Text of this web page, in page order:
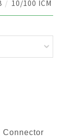
10/100 ICM
Connector